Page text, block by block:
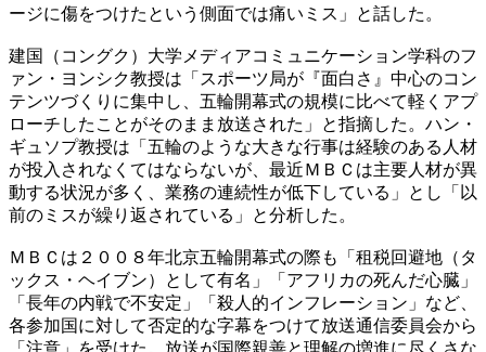
ージに傷をつけたという側面では痛いミス」と話した。
建国（コングク）大学メディアコミュニケーション学科のフ
ァン・ヨンシク教授は「スポーツ局が『面白さ』中心のコン
テンツづくりに集中し、五輪開幕式の規模に比べて軽くアプ
ローチしたことがそのまま放送された」と指摘した。ハン・
ギュソプ教授は「五輪のような大きな行事は経験のある人材
が投入されなくてはならないが、最近ＭＢＣは主要人材が異
動する状況が多く、業務の連続性が低下している」とし「以
前のミスが繰り返されている」と分析した。
ＭＢＣは２００８年北京五輪開幕式の際も「租税回避地（タ
ックス・ヘイブン）として有名」「アフリカの死んだ心臓」
「長年の内戦で不安定」「殺人的インフレーション」など、
各参加国に対して否定的な字幕をつけて放送通信委員会から
「注意」を受けた。放送が国際親善と理解の増進に尽くさな